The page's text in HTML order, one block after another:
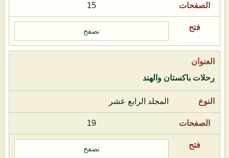
15
تصفح
رحلات باكستان والهند
المجلد الرابع عشر
19
تصفح